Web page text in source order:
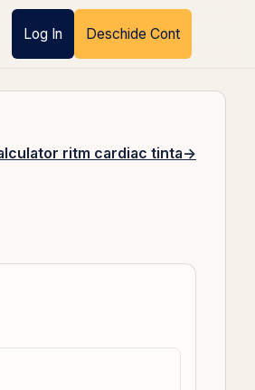
Log In Deschide Cont
ritm cardiac tinta→